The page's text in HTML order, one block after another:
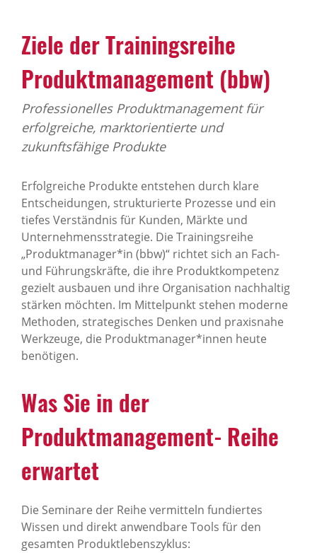
Ziele der Trainingsreihe
Produktmanagement (bbw)
Professionelles Produktmanagement für
erfolgreiche, marktorientierte und
zukunftsfähige Produkte
Erfolgreiche Produkte entstehen durch klare
Entscheidungen, strukturierte Prozesse und ein
tiefes Verständnis für Kunden, Märkte und
Unternehmensstrategie. Die Trainingsreihe
„Produktmanager*in (bbw)“ richtet sich an Fach‑
und Führungskräfte, die ihre Produktkompetenz
gezielt ausbauen und ihre Organisation nachhaltig
stärken möchten. Im Mittelpunkt stehen moderne
Methoden, strategisches Denken und praxisnahe
Werkzeuge, die Produktmanager*innen heute
benötigen.
Was Sie in der
Produktmanagement‑Reihe
erwartet
Die Seminare der Reihe vermitteln fundiertes
Wissen und direkt anwendbare Tools für den
gesamten Produktlebenszyklus: